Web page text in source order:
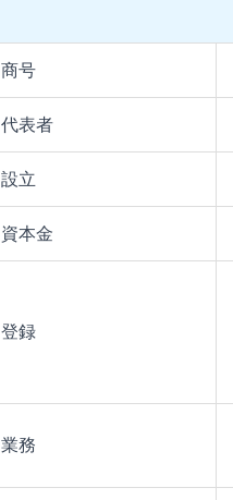
商号
代表者
設立
資本金
登録
業務